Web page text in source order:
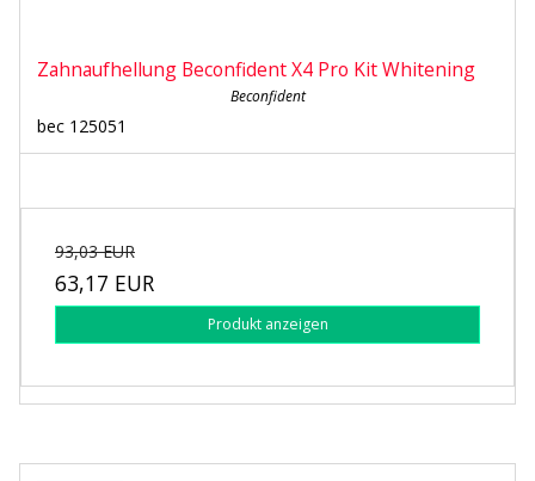
Zahnaufhellung Beconfident X4 Pro Kit Whitening
Beconfident
bec 125051
93,03 EUR
63,17 EUR
Produkt anzeigen